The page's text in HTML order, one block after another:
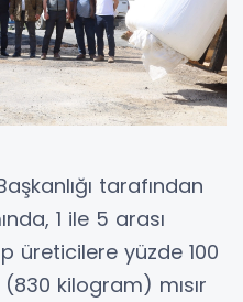
tarafından
1 ile 5 arası
üreticilere yüzde 100
kilogram) mısır